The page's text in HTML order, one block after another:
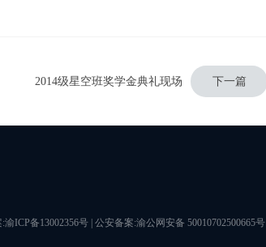
2014级星空班奖学金典礼现场 下一篇
渝ICP备13002356号 | 公安备案:渝公网安备 50010702500665号